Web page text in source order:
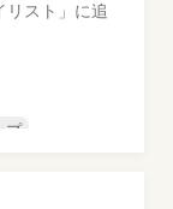
リスト」に追
プ